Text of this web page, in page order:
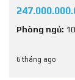
Phòng ngủ:
6 tháng ago